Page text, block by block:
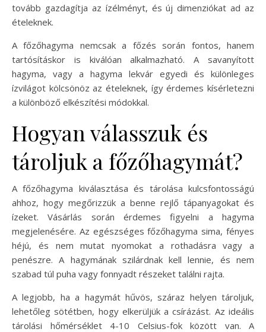
tovább gazdagítja az ízélményt, és új dimenziókat ad az
ételeknek.
A főzőhagyma nemcsak a főzés során fontos, hanem
tartósításkor is kiválóan alkalmazható. A savanyított
hagyma, vagy a hagyma lekvár egyedi és különleges
ízvilágot kölcsönöz az ételeknek, így érdemes kísérletezni
a különböző elkészítési módokkal.
Hogyan válasszuk és
tároljuk a főzőhagymát?
A főzőhagyma kiválasztása és tárolása kulcsfontosságú
ahhoz, hogy megőrizzük a benne rejlő tápanyagokat és
ízeket. Vásárlás során érdemes figyelni a hagyma
megjelenésére. Az egészséges főzőhagyma sima, fényes
héjú, és nem mutat nyomokat a rothadásra vagy a
penészre. A hagymának szilárdnak kell lennie, és nem
szabad túl puha vagy fonnyadt részeket találni rajta.
A legjobb, ha a hagymát hűvös, száraz helyen tároljuk,
lehetőleg sötétben, hogy elkerüljük a csírázást. Az ideális
tárolási hőmérséklet 4-10 Celsius-fok között van. A